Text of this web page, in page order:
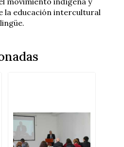
la educación intercultural